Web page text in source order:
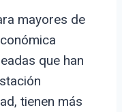
mayores de
que han
tienen más